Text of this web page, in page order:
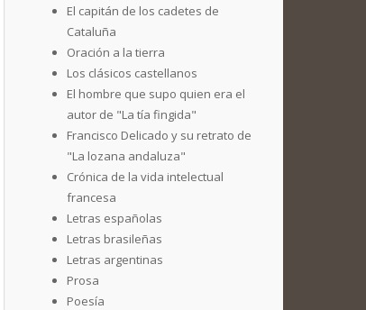
El capitán de los cadetes de
Cataluña
Oración a la tierra
Los clásicos castellanos
El hombre que supo quien era el
autor de "La tía fingida"
Francisco Delicado y su retrato de
"La lozana andaluza"
Crónica de la vida intelectual
francesa
Letras españolas
Letras brasileñas
Letras argentinas
Prosa
Poesía